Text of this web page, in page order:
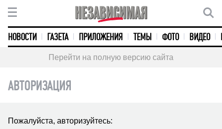
НОВОСТИ ГАЗЕТА ПРИЛОЖЕНИЯ ТЕМЫ ФОТО ВИДЕО
Перейти на полную версию сайта
АВТОРИЗАЦИЯ
Пожалуйста, авторизуйтесь: